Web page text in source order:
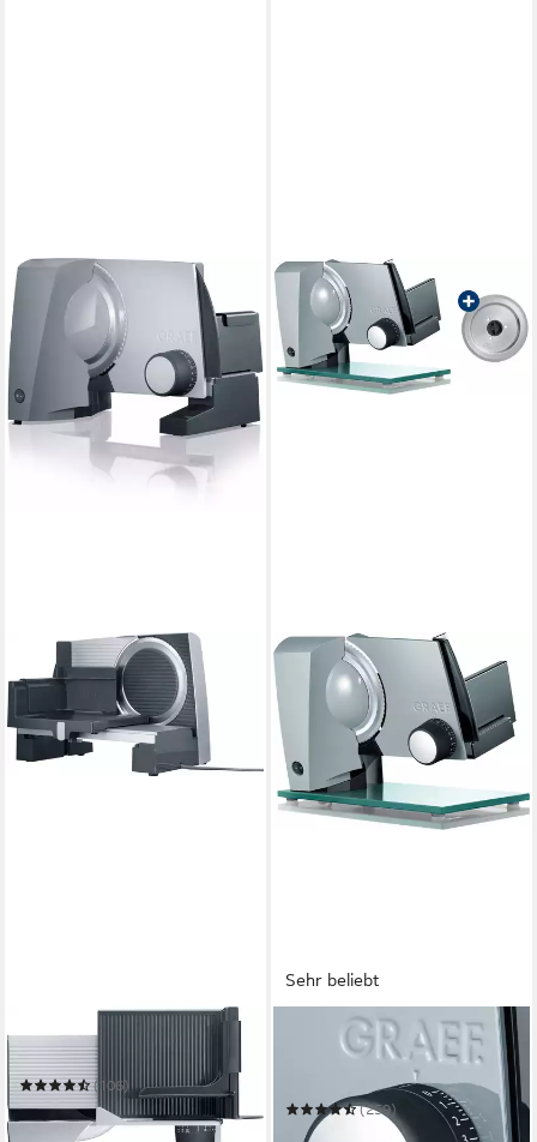
Allesschneider G50, grau
(106)
ab 116,94 €
leider ausverkauft
Sehr beliebt
Allesschneider Sliced Kitchen
S12120OT TWIN
(259)
186,46 € 219,99 €